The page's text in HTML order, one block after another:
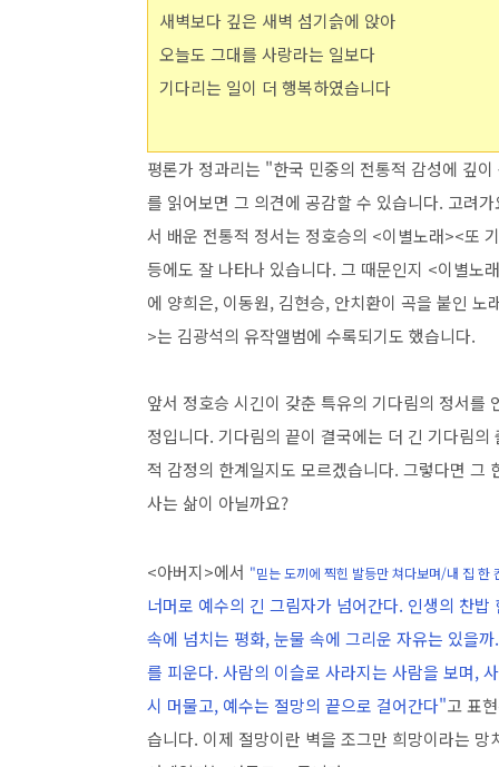
새벽보다 깊은 새벽 섬기슭에 앉아
오늘도 그대를 사랑라는 일보다
기다리는 일이 더 행복하였습니다
평론가 정과리는 "한국 민중의 전통적 감성에 깊
를 읽어보면 그 의견에 공감할 수 있습니다. 고려
서 배운 전통적 정서는 정호승의 <이별노래><또
등에도 잘 나타나 있습니다. 그 때문인지 <이별노
에 양희은, 이동원, 김현승, 안치환이 곡을 붙인
>는 김광석의 유작앨범에 수록되기도 했습니다.
앞서 정호승 시긴이 갖춘 특유의 기다림의 정서를
정입니다. 기다림의 끝이 결국에는 더 긴 기다림
적 감정의 한계일지도 모르겠습니다. 그렇다면 그
사는 삶이 아닐까요?
<아버지>에서 "믿는 도끼에 찍힌 발등만 쳐다보며/내 집 한
너머로 예수의 긴 그림자가 넘어간다. 인생의 찬
속에 넘치는 평화, 눈물 속에 그리운 자유는 있을
를 피운다. 사람의 이슬로 사라지는 사람을 보며,
시 머물고, 예수는 절망의 끝으로 걸어간다"고 표
습니다. 이제 절망이란 벽을 조그만 희망이라는